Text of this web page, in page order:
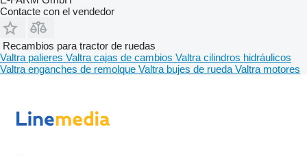
Contacte con el vendedor
Recambios para tractor de ruedas
Valtra palieres Valtra cajas de cambios Valtra cilindros hidráulicos
Valtra enganches de remolque Valtra bujes de rueda Valtra motores